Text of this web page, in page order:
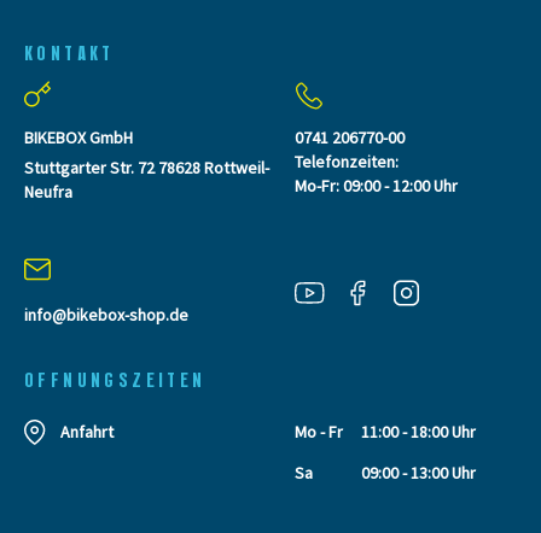
KONTAKT
BIKEBOX GmbH
Stuttgarter Str. 72 78628 Rottweil-
Neufra
info@bikebox-shop.de
0741 206770-00
Telefonzeiten:
Mo-Fr: 09:00 - 12:00 Uhr
OFFNUNGSZEITEN
Anfahrt Mo - Fr
11:00 - 18:00 Uhr
Sa
09:00 - 13:00 Uhr